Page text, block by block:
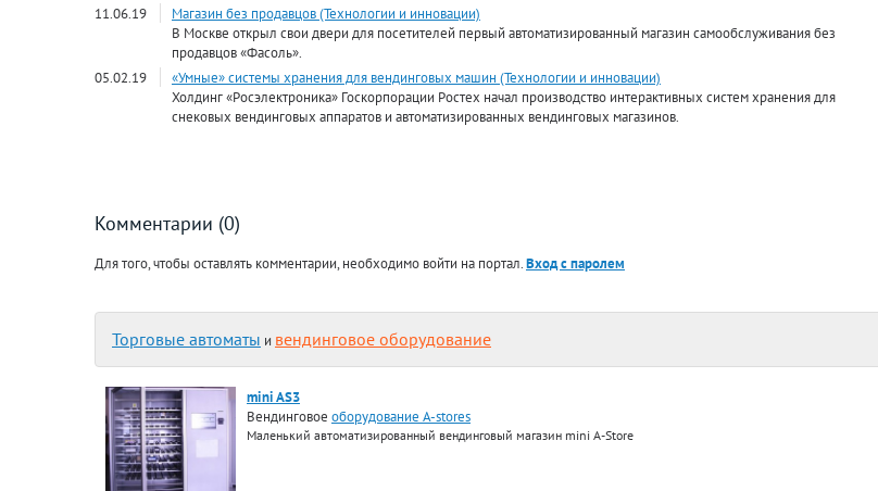
11.06.19
Магазин без продавцов (Технологии и инновации)
В Москве открыл свои двери для посетителей первый автоматизированный магазин самообслуживания без
продавцов «Фасоль».
05.02.19
«Умные» системы хранения для вендинговых машин (Технологии и инновации)
Холдинг «Росэлектроника» Госкорпорации Ростех начал производство интерактивных систем хранения для
снековых вендинговых аппаратов и автоматизированных вендинговых магазинов.
Комментарии (0)
Для того, чтобы оставлять комментарии, необходимо войти на портал.Вход с паролем
Торговые автоматы и вендинговое оборудование
mini AS3
Вендинговое оборудование A-stores
Маленький автоматизированный вендинговый магазин mini A-Store